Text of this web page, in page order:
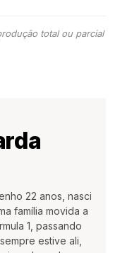
total ou parcial
22 anos, nasci
família movida a
1, passando
estive ali,